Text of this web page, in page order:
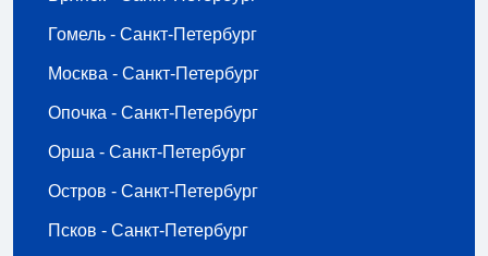
Гомель - Санкт-Петербург
Москва - Санкт-Петербург
Опочка - Санкт-Петербург
Орша - Санкт-Петербург
Остров - Санкт-Петербург
Псков - Санкт-Петербург